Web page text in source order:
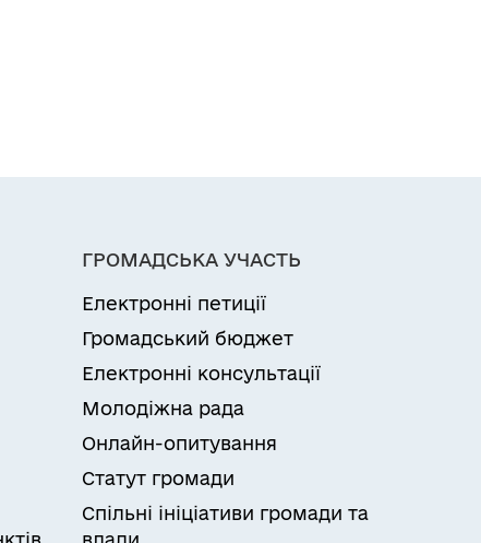
ГРОМАДСЬКА УЧАСТЬ
Електронні петиції
Громадський бюджет
Електронні консультації
Молодіжна рада
Онлайн-опитування
Статут громади
Спільні ініціативи громади та